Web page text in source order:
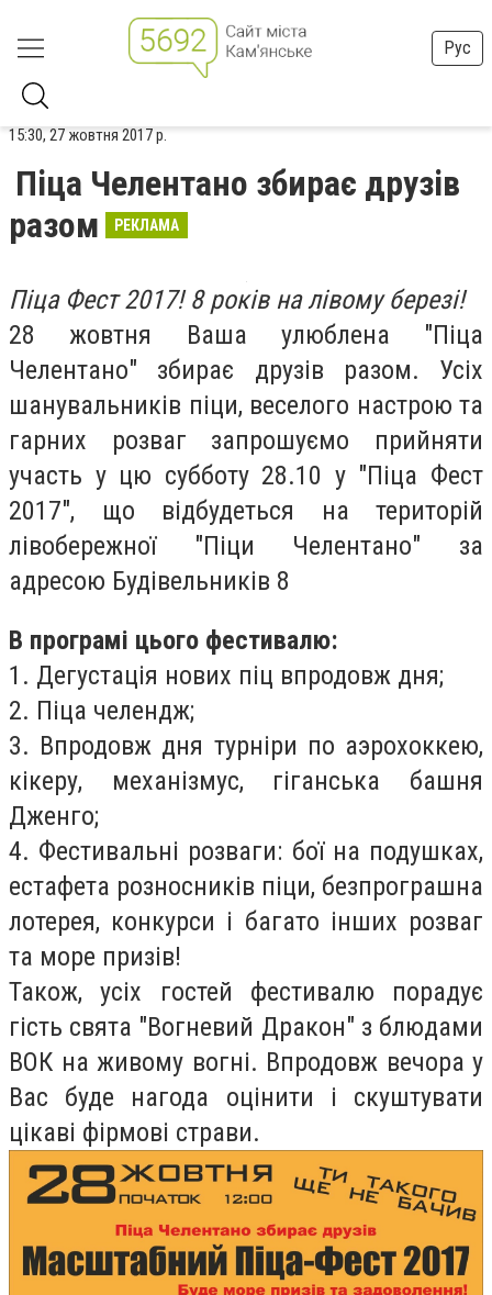
Рус
15:30, 27 жовтня 2017 р.
Піца Челентано збирає друзів
разом
РЕКЛАМА
Піца Фест 2017! 8 років на лівому березі!
28 жовтня Ваша улюблена "Піца
Челентано" збирає друзів разом. Усіх
шанувальників піци, веселого настрою та
гарних розваг запрошуємо прийняти
участь у цю субботу 28.10 у "Піца Фест
2017", що відбудеться на територій
лівобережної "Піци Челентано" за
адресою Будівельників 8
В програмі цього фестивалю:
1. Дегустація нових піц впродовж дня;
2. Піца челендж;
3. Впродовж дня турніри по аэрохоккею,
кікеру, механізмус, гіганська башня
Дженго;
4. Фестивальні розваги: бої на подушках,
естафета розносників піци, безпрограшна
лотерея, конкурси і багато інших розваг
та море призів!
Також, усіх гостей фестивалю порадує
гість свята "Вогневий Дракон" з блюдами
ВОК на живому вогні. Впродовж вечора у
Вас буде нагода оцінити і скуштувати
цікаві фірмові страви.